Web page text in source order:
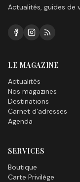
Actualités, guides de
LE MAGAZINE
Actualités
Nos magazines
Destinations
Carnet d'adresses
Agenda
SERVICES
Boutique
Carte Privilège